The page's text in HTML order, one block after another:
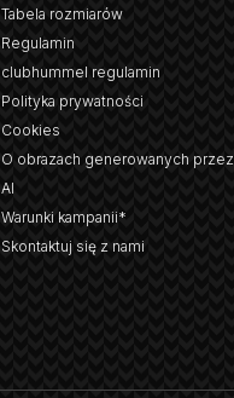
Tabela rozmiarów
Regulamin
clubhummel regulamin
Polityka prywatności
Cookies
O obrazach generowanych przez
AI
Warunki kampanii*
Skontaktuj się z nami